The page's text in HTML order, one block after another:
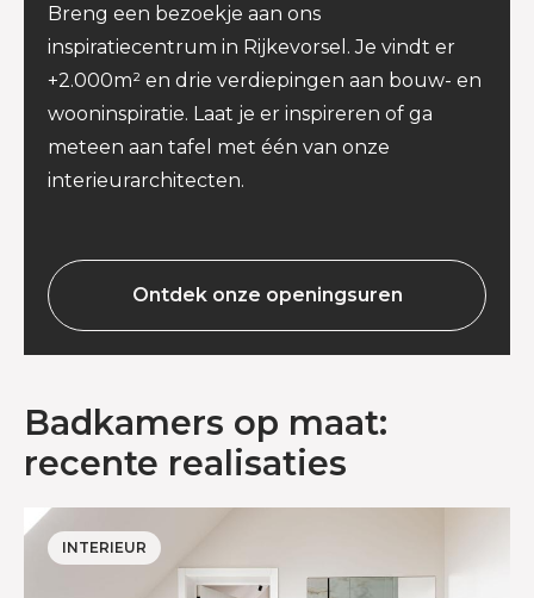
Breng een bezoekje aan ons
inspiratiecentrum in Rijkevorsel. Je vindt er
+2.000m² en drie verdiepingen aan bouw- en
wooninspiratie. Laat je er inspireren of ga
meteen aan tafel met één van onze
interieurarchitecten.
Ontdek onze openingsuren
Badkamers op maat:
recente realisaties
INTERIEUR